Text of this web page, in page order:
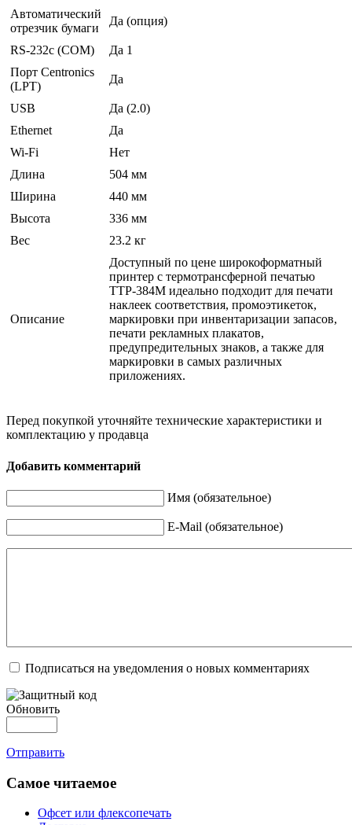
Автоматический
отрезчик бумаги
Да (опция)
RS-232c (COM)
Да 1
Порт Centronics
(LPT)
Да
USB
Да (2.0)
Ethernet
Да
Wi-Fi
Нет
Длина
504 мм
Ширина
440 мм
Высота
336 мм
Вес
23.2 кг
Описание
Доступный по цене широкоформатный
принтер с термотрансферной печатью
TTP-384M идеально подходит для печати
наклеек соответствия, промоэтикеток,
маркировки при инвентаризации запасов,
печати рекламных плакатов,
предупредительных знаков, а также для
маркировки в самых различных
приложениях.
Перед покупкой уточняйте технические характеристики и
комплектацию у продавца
Добавить комментарий
Имя (обязательное)
E-Mail (обязательное)
Подписаться на уведомления о новых комментариях
Обновить
Отправить
Самое читаемое
Офсет или флексопечать